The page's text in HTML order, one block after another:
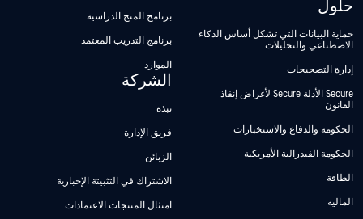
حلول
حماية البيانات التي تشكل أساس الذكاء
الاصطناعي والتحليلات
إدارة التصحيحات
Secure الأدلة Secure لأغراض إنفاذ
القانون
الحكومة والدفاع والاستخبارات
الحكومة الفيدرالية الأمريكية
الطاقة
الماليه
برنامج المنح الدراسية
برنامج التدريب المعتمد
الموارد
الشركة
نبذة
فريق الإدارة
الزبائن
الاشتراك في التثبيتة الإخبارية
امتثال المنتجات الاعتمادات